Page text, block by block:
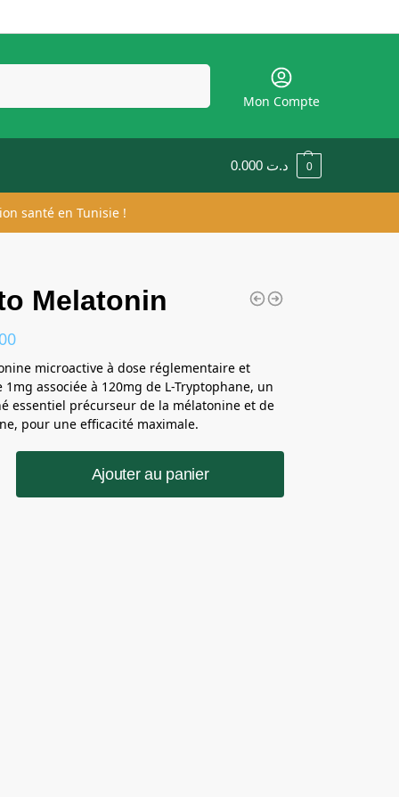
Mon Compte
0.000 د.ت 0
santé en Tunisie !
Melatonin
microactive à dose réglementaire et
associée à 120mg de L-Tryptophane, un
essentiel précurseur de la mélatonine et de
pour une efficacité maximale.
Ajouter au panier